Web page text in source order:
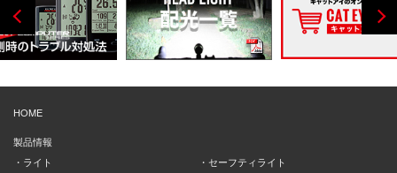
HOME
製品情報
ライト
セーフティライト